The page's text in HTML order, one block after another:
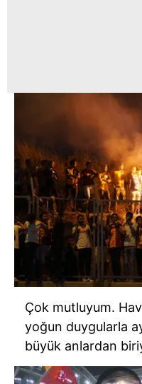
Çok mutluyum.
yoğun duygularla
büyük anlardan